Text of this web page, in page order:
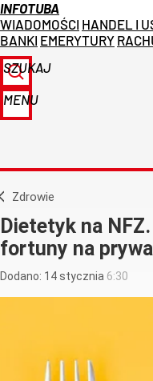
INFOTUBA
WIADOMOŚCI HANDEL I
BANKI EMERYTURY
SZUKAJ
MENU
Zdrowie
Dietetyk na
fortuny na
Dodano: 14stycznia 6:30